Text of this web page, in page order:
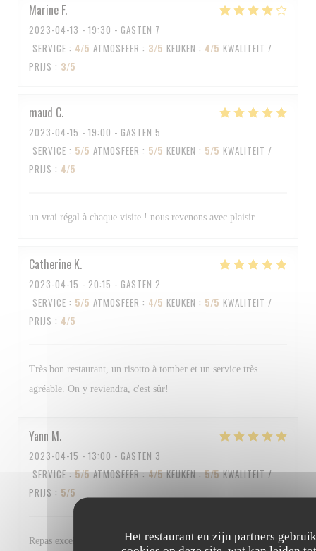
Het restaurant en zijn partners
Marine F
2023-04-13 - 19:30 - GASTEN 7
SERVICE : 4/5 ATMOSFEER : 3/5 KEUKEN : 4/5 KWALITEIT /
PRIJS : 3/5
maud C
2023-04-15 - 19:00 - GASTEN 5
SERVICE : 5/5 ATMOSFEER : 5/5 KEUKEN : 5/5 KWALITEIT /
PRIJS : 4/5
un vrai régal à chaque visite ! nous revenons avec plaisir
Catherine K
2023-04-15 - 20:15 - GASTEN 2
SERVICE : 5/5 ATMOSFEER : 4/5 KEUKEN : 5/5 KWALITEIT /
PRIJS : 4/5
Très bon restaurant, un risotto à tomber et un service très
agréable. On y reviendra, c'est sûr!
Yann M
2023-04-15 - 13:00 - GASTEN 3
SERVICE : 5/5 ATMOSFEER: 4/5 KEUKEN: 5/5 KWALITEIT /
PRIJS : 5/5
Repas excellent et personnel au top Bravo à tous